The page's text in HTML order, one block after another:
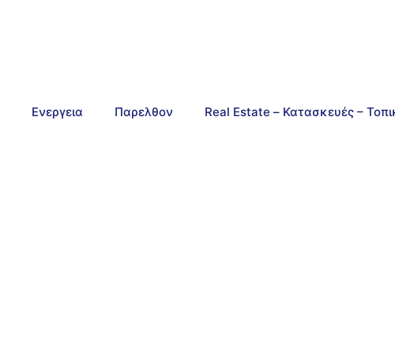
Ενεργεια Παρελθον Real Estate – Κατασκευές –